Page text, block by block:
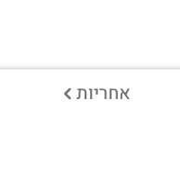
אחריות